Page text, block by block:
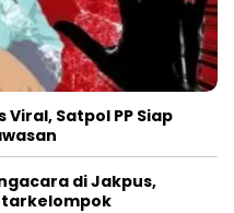
Satpol PP Siap
di Jakpus,